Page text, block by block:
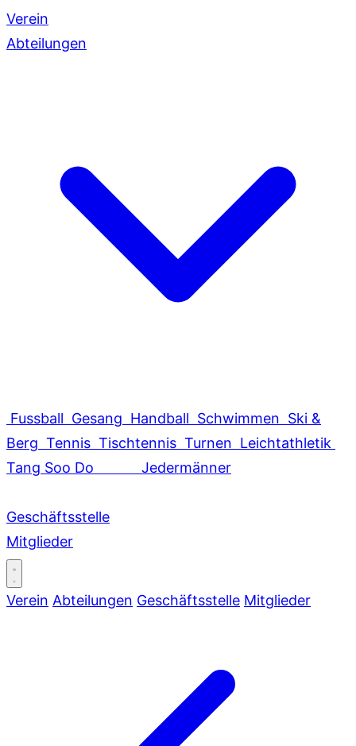
Verein
Abteilungen
Fussball Gesang Handball Schwimmen Ski &
Berg Tennis Tischtennis Turnen Leichtathletik
Tang Soo Do
Jedermänner
Geschäftsstelle
Mitglieder
Verein Abteilungen Geschäftsstelle Mitglieder